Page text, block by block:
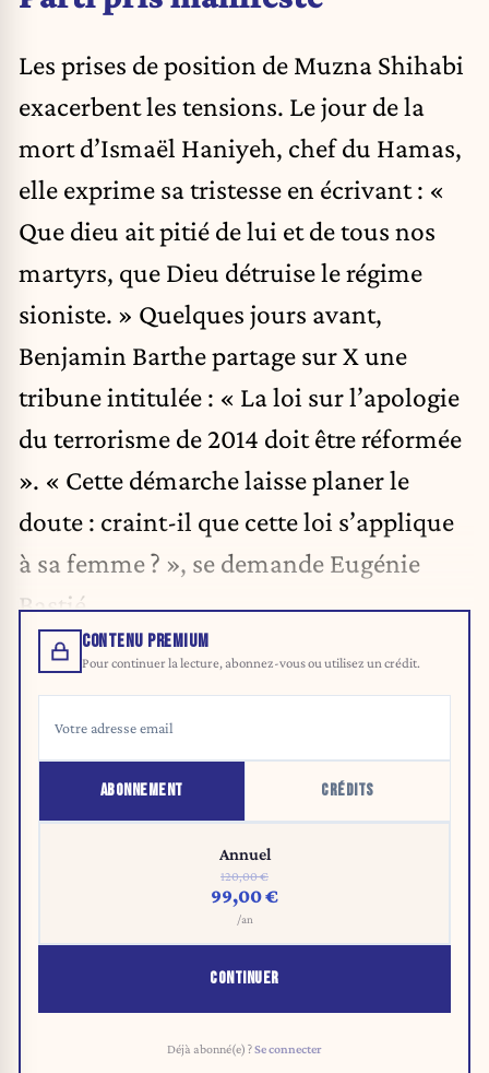
Les prises de position de Muzna Shihabi
exacerbent les tensions. Le jour de la
mort d’Ismaël Haniyeh, chef du Hamas,
elle exprime sa tristesse en écrivant : «
Que dieu ait pitié de lui et de tous nos
martyrs, que Dieu détruise le régime
sioniste. » Quelques jours avant,
Benjamin Barthe partage sur X une
tribune intitulée : « La loi sur l’apologie
du terrorisme de 2014 doit être réformée
». « Cette démarche laisse planer le
doute : craint-il que cette loi s’applique
à sa femme ? », se demande Eugénie
Bastié.
CONTENU PREMIUM
Pour continuer la lecture, abonnez-vous ou utilisez un crédit.
ABONNEMENT CRÉDITS
Annuel
120,00 €
99,00 €
/an
CONTINUER
Déjà abonné(e) ?Se connecter